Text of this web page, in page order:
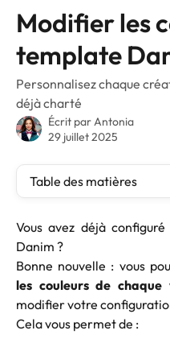
Passer au contenu principal
Modifier les
template
Personnalisez chaque
déjà charté
Écrit parAntonia
29 juillet 2025
Table des matières
Vous avez déjà
Danim ?
Bonne nouvelle : vous
les couleurs de chaque
modifier votre
Cela vous permet de :